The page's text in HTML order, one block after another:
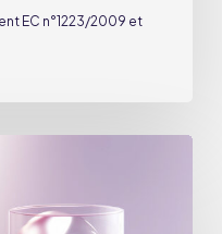
EC n°1223/2009 et